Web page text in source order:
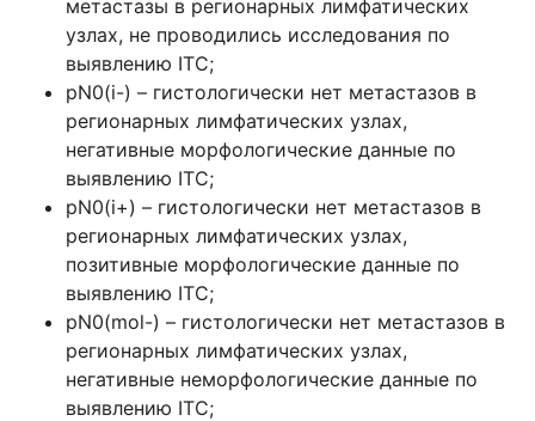
метастазы в регионарных лимфатических
узлах, не проводились исследования по
выявлению ITC;
pN0(i-) – гистологически нет метастазов в
регионарных лимфатических узлах,
негативные морфологические данные по
выявлению ITC;
pN0(i+) – гистологически нет метастазов в
регионарных лимфатических узлах,
позитивные морфологические данные по
выявлению ITC;
pN0(mol-) – гистологически нет метастазов в
регионарных лимфатических узлах,
негативные неморфологические данные по
выявлению ITC;